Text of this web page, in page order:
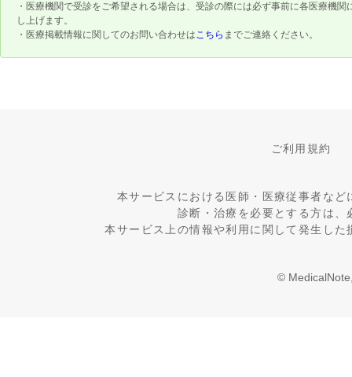
・医療機関で受診をご希望される場合は、受診の際には必ず事前に各医療機
し上げます。
・医療掲載情報に関してのお問い合わせはこちら までご連絡ください。
ご利用規約
本サービスにおける医師・医療従事者な
診断・治療を必要とする方は
本サービス上の情報や利用に関して発生し
©